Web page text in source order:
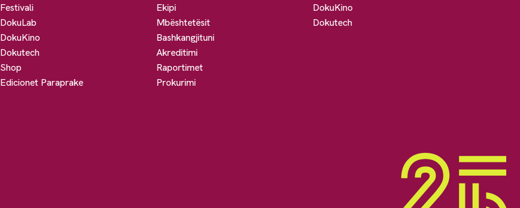
Festivali
DokuLab
DokuKino
Dokutech
Shop
Edicionet Paraprake
Ekipi
Mbështetësit
Bashkangjituni
Akreditimi
Raportimet
Prokurimi
DokuKino
Dokutech